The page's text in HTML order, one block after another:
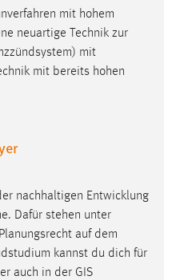
mit hohem
neuartige Technik zur
mit
mit bereits hohen
nachhaltigen Entwicklung
. Dafür stehen unter
auf dem
kannst du dich für
auch in der GIS